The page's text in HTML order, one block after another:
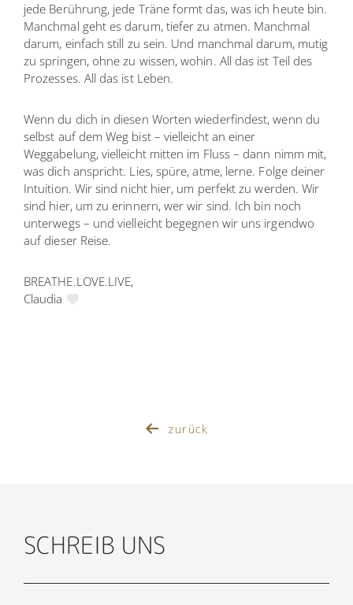
jede Berührung, jede Träne formt das, was ich heute bin.
Manchmal geht es darum, tiefer zu atmen. Manchmal
darum, einfach still zu sein. Und manchmal darum, mutig
zu springen, ohne zu wissen, wohin. All das ist Teil des
Prozesses. All das ist Leben.
Wenn du dich in diesen Worten wiederfindest, wenn du
selbst auf dem Weg bist – vielleicht an einer
Weggabelung, vielleicht mitten im Fluss – dann nimm mit,
was dich anspricht. Lies, spüre, atme, lerne. Folge deiner
Intuition. Wir sind nicht hier, um perfekt zu werden. Wir
sind hier, um zu erinnern, wer wir sind. Ich bin noch
unterwegs – und vielleicht begegnen wir uns irgendwo
auf dieser Reise.
BREATHE.LOVE.LIVE,
Claudia
zurück
SCHREIB UNS